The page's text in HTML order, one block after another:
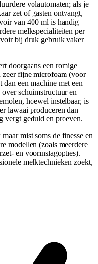
volautomaten; als je
zet of gasten ontvangt,
van 400 ml is handig
melkspecialiteiten per
bij druk gebruik vaker
doorgaans een romige
zeer fijne microfoam (voor
dan een machine met een
schuimstructuur en
hoewel instelbaar, is
lawaai produceren dan
vergt geduld en proeven.
mist soms de finesse en
modellen (zoals meerdere
en voorinslagopties).
melktechnieken zoekt,